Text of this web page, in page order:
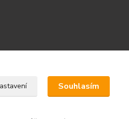
Upravit sběr cookies.
Souhlasím